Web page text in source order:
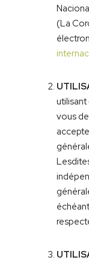
(La
utilisant
vous